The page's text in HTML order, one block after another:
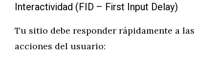
Interactividad (FID – First Input Delay)
Tu sitio debe responder rápidamente a las
acciones del usuario: